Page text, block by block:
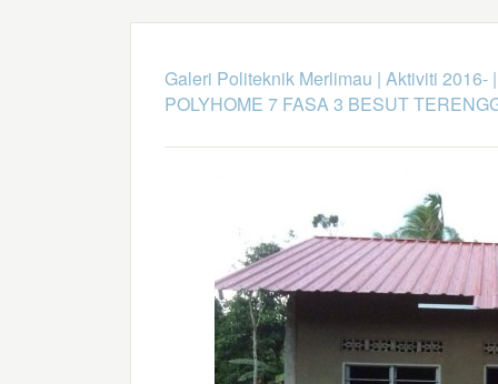
Galeri Politeknik Merlimau | Aktiviti 2016-
POLYHOME 7 FASA 3 BESUT